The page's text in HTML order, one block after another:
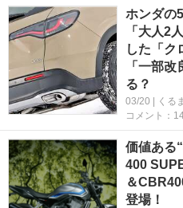
ホンダの
「大人2
した「ク
「一部
る？
03/20 | くる
コメント：
価値ある
400
＆
登場！